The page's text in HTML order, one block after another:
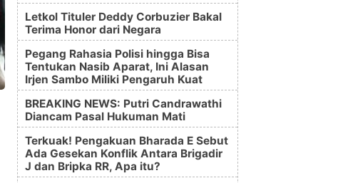
Letkol Tituler Deddy Corbuzier Bakal
Terima Honor dari Negara
Pegang Rahasia Polisi hingga Bisa
Tentukan Nasib Aparat, Ini Alasan
Irjen Sambo Miliki Pengaruh Kuat
BREAKING NEWS: Putri Candrawathi
Diancam Pasal Hukuman Mati
Terkuak! Pengakuan Bharada E Sebut
Ada Gesekan Konflik Antara Brigadir
J dan Bripka RR, Apa itu?